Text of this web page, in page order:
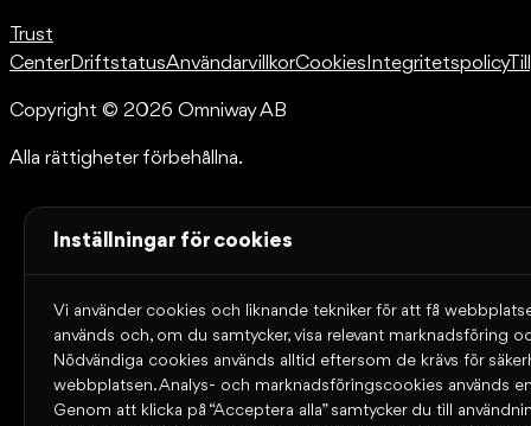
Trust
CenterDriftstatusAnvändarvillkorCookiesIntegritetspolicy
Copyright © 2026 Omniway AB
Alla rättigheter förbehållna.
Inställningar för cookies
Vi använder cookies och liknande tekniker för att få
används och, om du samtycker, visa relevant marknadsföring
Nödvändiga cookies används alltid eftersom de krävs för
webbplatsen. Analys- och marknadsföringscookies används
Genom att klicka på “Acceptera alla” samtycker du till